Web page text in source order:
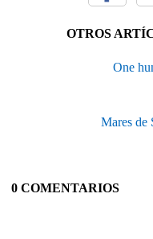
OTROS
One
Mares de
0 COMENTARIOS